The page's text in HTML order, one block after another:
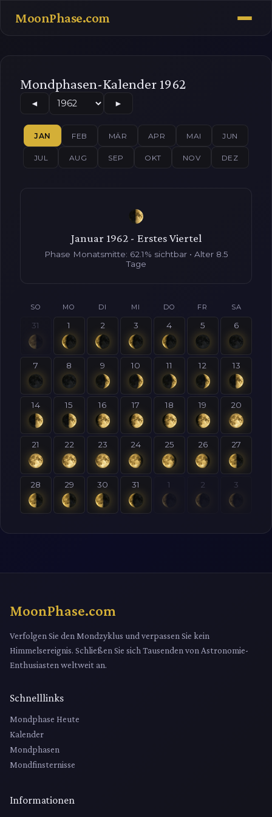
MoonPhase.com
Mondphasen-Kalender 1962
◄ ►
JAN FEB MÄR APR MAI JUN
JUL AUG SEP OKT NOV DEZ
Januar 1962 - Erstes Viertel
Phase Monatsmitte: 62.1% sichtbar • Alter 8.5
Tage
SO MO DI MI DO FR SA
31 1 2 3 4 5 6
7 8 9 10 11 12 13
14 15 16 17 18 19 20
21 22 23 24 25 26 27
28 29 30 31 1 2 3
MoonPhase.com
Verfolgen Sie den Mondzyklus und verpassen Sie kein
Himmelsereignis. Schließen Sie sich Tausenden von Astronomie-
Enthusiasten weltweit an.
Schnelllinks
Mondphase Heute
Kalender
Mondphasen
Mondfinsternisse
Informationen